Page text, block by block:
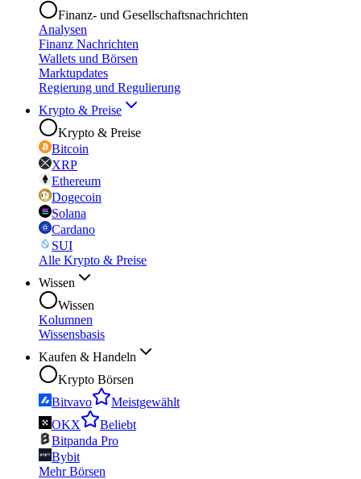
Finanz- und Gesellschaftsnachrichten
Analysen
Finanz Nachrichten
Wallets und Börsen
Marktupdates
Regierung und Regulierung
Krypto & Preise
Krypto & Preise
Bitcoin
XRP
Ethereum
Dogecoin
Solana
Cardano
SUI
Alle Krypto & Preise
Wissen
Wissen
Kolumnen
Wissensbasis
Kaufen & Handeln
Krypto Börsen
Bitvavo
Meistgewählt
OKX
Beliebt
Bitpanda Pro
Bybit
Mehr Börsen